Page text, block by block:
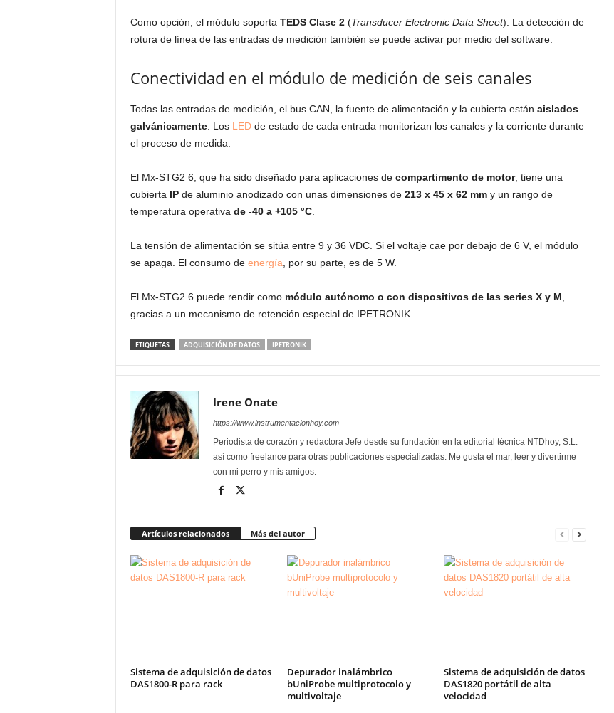
Como opción, el módulo soporta TEDS Clase 2(Transducer Electronic Data Sheet). La detección de
rotura de línea de las entradas de medición también se puede activar por medio del software.
Conectividad en el módulo de medición de seis canales
Todas las entradas de medición, el bus CAN, la fuente de alimentación y la cubierta están aislados
galvánicamente. Los LEDde estado de cada entrada monitorizan los canales y la corriente durante
el proceso de medida.
El Mx-STG2 6, que ha sido diseñado para aplicaciones de compartimento de motor, tiene una
cubierta IPde aluminio anodizado con unas dimensiones de 213 x 45 x 62 mmy un rango de
temperatura operativa de -40 a +105 °C.
La tensión de alimentación se sitúa entre 9 y 36 VDC. Si el voltaje cae por debajo de 6 V, el módulo
se apaga. El consumo de energía , por su parte, es de 5 W.
El Mx-STG2 6 puede rendir como módulo autónomo o con dispositivos de las series X y M
gracias a un mecanismo de retención especial de IPETRONIK.
ETIQUETAS ADQUISICIÓN DE DATOS IPETRONIK
Irene Onate
https://www.instrumentacionhoy.com
Periodista de corazón y redactora Jefe desde su fundación en la editorial técnica NTDhoy, S.L.
así como freelance para otras publicaciones especializadas. Me gusta el mar, leer y divertirme
con mi perro y mis amigos.
Artículos relacionados Más del autor
Sistema de adquisición de datos
DAS1800-R para rack
Depurador inalámbrico
bUniProbe multiprotocolo y
multivoltaje
Sistema de adquisición de datos
DAS1820 portátil de alta
velocidad